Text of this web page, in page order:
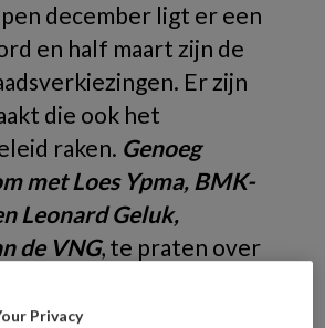
december ligt er een
en half maart zijn de
Er zijn
die ook het
raken. Genoeg
met Loes Ypma, BMK-
Leonard Geluk,
de VNG, te praten over
en kindcentra en welke
Privacy